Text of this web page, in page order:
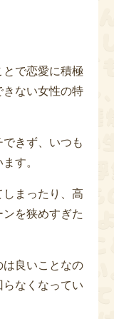
とで恋愛に積極
きない女性の特
きず、いつも
す。
しまったり、高
を狭めすぎた
良いことなの
なくなってい